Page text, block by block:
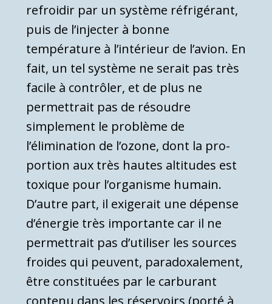
refroidir par un système réfrigérant,
puis de l’injecter à bonne
température à l’intérieur de l’avion. En
fait, un tel système ne serait pas très
facile à contrôler, et de plus ne
permettrait pas de résoudre
simplement le problème de
l’élimination de l’ozone, dont la pro­
portion aux très hautes altitudes est
toxique pour l’organisme humain.
D’autre part, il exigerait une dépense
d’énergie très importante car il ne
permet­trait pas d’utiliser les sources
froides qui peuvent, paradoxalement,
être constituées par le carbu­rant